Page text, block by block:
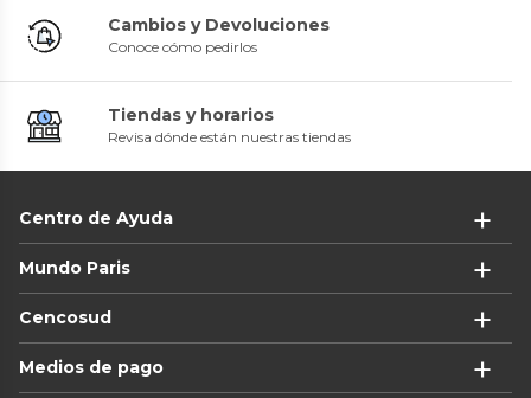
Cambios y Devoluciones
Conoce cómo pedirlos
Tiendas y horarios
Revisa dónde están nuestras tiendas
Centro de Ayuda
Mundo Paris
Cencosud
Medios de pago